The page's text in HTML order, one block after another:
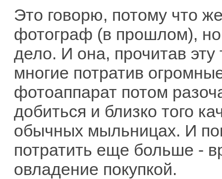
Это говорю, потому что
фотограф (в прошлом),
дело. И она, прочитав
многие потратив
фотоаппарат потом
добиться и близко того
обычных мыльницах. И
потратить еще больше -
овладение покупкой.